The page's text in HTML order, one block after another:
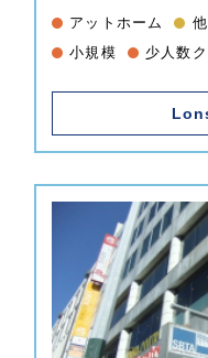
アットホーム
小規模
少人数